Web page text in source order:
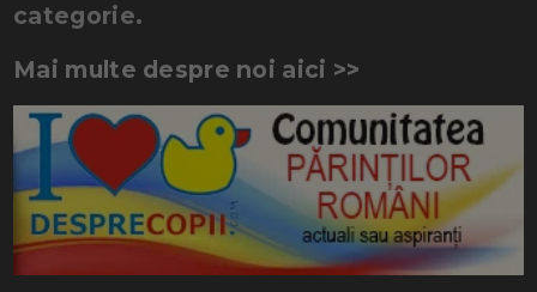
categorie.
Mai multe despre noi aici >>